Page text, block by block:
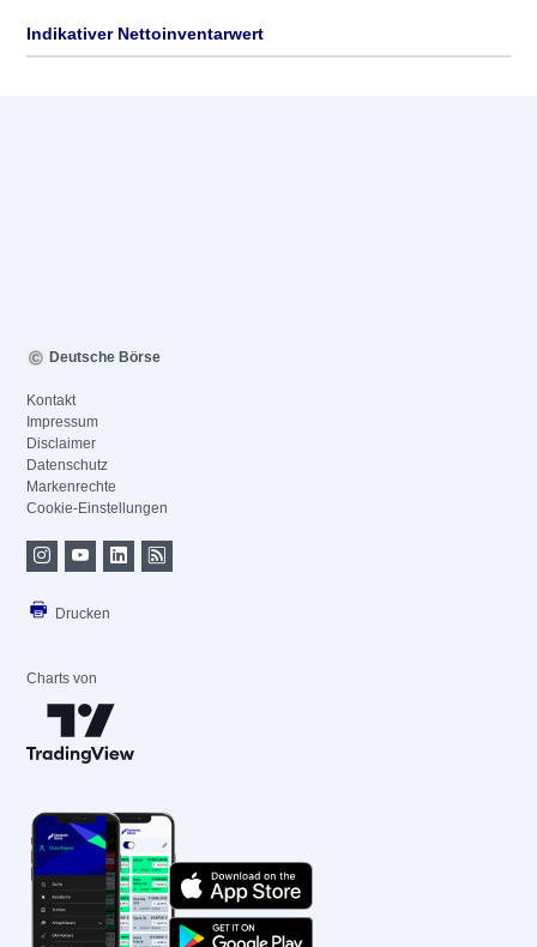
Indikativer Nettoinventarwert
Deutsche Börse
Kontakt
Impressum
Disclaimer
Datenschutz
Markenrechte
Cookie-Einstellungen
Drucken
Charts von